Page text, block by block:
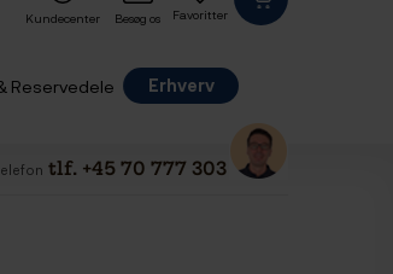
Favoritter
Kundecenter Besøg os
Reservedele
Erhverv
tlf. +45 70 777 303